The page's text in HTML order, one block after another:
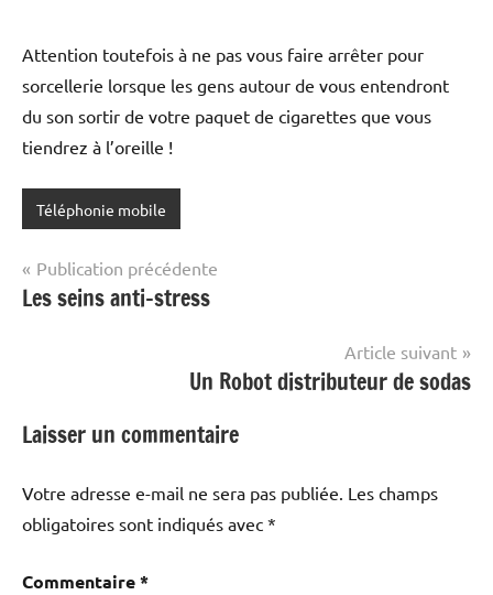
Attention toutefois à ne pas vous faire arrêter pour
sorcellerie lorsque les gens autour de vous entendront
du son sortir de votre paquet de cigarettes que vous
tiendrez à l’oreille !
Téléphonie mobile
Navigation
de
Publication précédente
Les seins anti-stress
Article suivant
Un Robot distributeur de sodas
Laisser un commentaire
Votre adresse e-mail ne sera pas publiée. Les champs
obligatoires sont indiqués avec *
Commentaire*